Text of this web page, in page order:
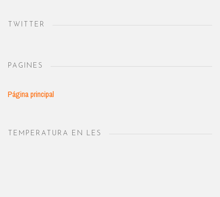
TWITTER
PAGINES
Página principal
TEMPERATURA EN LES